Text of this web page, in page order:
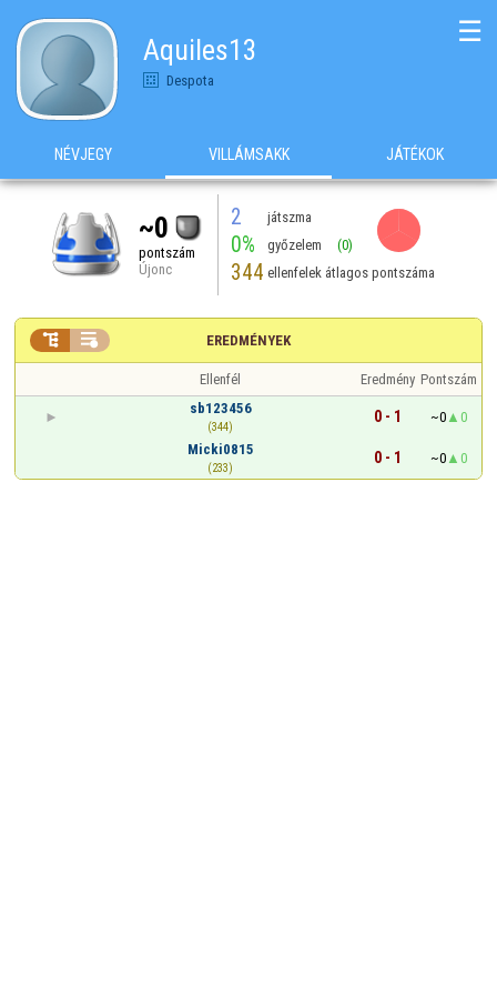
Aquiles13
Despota
☰
NÉVJEGY VILLÁMSAKK JÁTÉKOK
~0
pontszám
Újonc
2 játszma
0% győzelem (0)
344 ellenfelek átlagos pontszáma
EREDMÉNYEK
 
Ellenfél Eredmény Pontszám
sb123456
(344)
0 - 1 ~0
0
Micki0815
(233)
0 - 1 ~0 0